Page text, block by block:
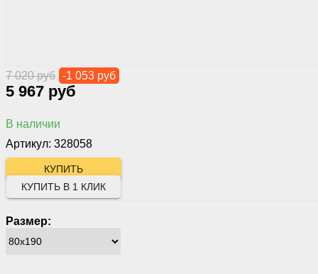
7 020 руб -1 053 руб
5 967 руб
В наличии
Артикул: 328058
Размер:
КУПИТЬ В 1 КЛИК